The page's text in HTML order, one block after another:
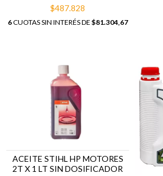
$487.828
6CUOTAS SIN INTERÉS DE $81.304,67
ACEITE STIHL HP MOTORES
2T X 1 LT SIN DOSIFICADOR